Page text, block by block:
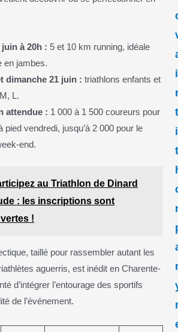
à 20h : 5 et 10 km running, idéale
en jambes.
dimanche 21 juin : triathlons enfants et
L.
attendue : 1 000 à 1 500 coureurs pour
pied vendredi, jusqu’à 2 000 pour le
end.
au Triathlon de Dinard
: les inscriptions sont
!
taillé pour rassembler autant les
aguerris, est inédit en Charente-
d’intégrer l’entourage des sportifs
de l’événement.